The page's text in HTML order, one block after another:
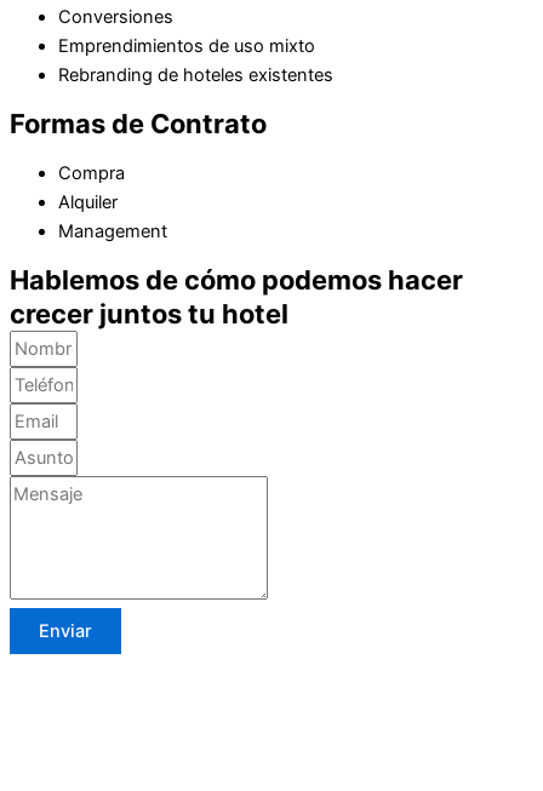
Conversiones
Emprendimientos de uso mixto
Rebranding de hoteles existentes
Formas de Contrato
Compra
Alquiler
Management
Hablemos de cómo podemos hacer
crecer juntos tu hotel
Enviar